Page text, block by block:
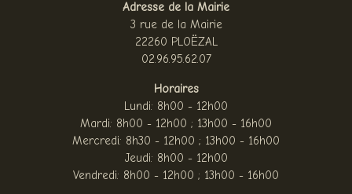
Adresse de la Mairie
3 rue de la Mairie
22260 PLOËZAL
02.96.95.62.07
Horaires
Lundi: 8h00 - 12h00
Mardi: 8h00 - 12h00 ; 13h00 - 16h00
Mercredi: 8h30 - 12h00 ; 13h00 - 16h00
Jeudi: 8h00 - 12h00
Vendredi: 8h00 - 12h00 ; 13h00 - 16h00